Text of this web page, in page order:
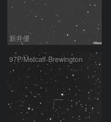
新井優
97P/Metcalf-Brewington